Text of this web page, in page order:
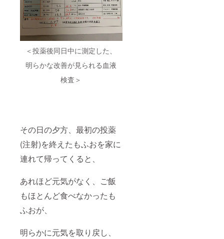
＜投薬後同日中に測定した、
明らかな改善が見られる血液
検査＞
その日の夕方、最初の投薬
(注射)を終えたもふおを家に
連れて帰ってくると、
あれほど元気がなく、ご飯
もほとんど食べなかったも
ふおが、
明らかに元気を取り戻し、